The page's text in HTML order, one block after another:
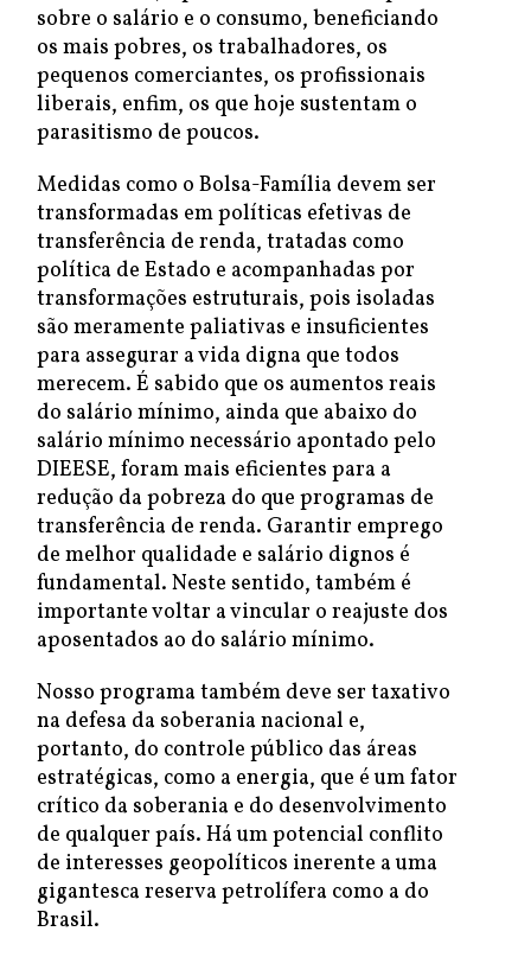
sobre o salário e o consumo, beneficiando
os mais pobres, os trabalhadores, os
pequenos comerciantes, os profissionais
liberais, enfim, os que hoje sustentam o
parasitismo de poucos.
Medidas como o Bolsa-Família devem ser
transformadas em políticas efetivas de
transferência de renda, tratadas como
política de Estado e acompanhadas por
transformações estruturais, pois isoladas
são meramente paliativas e insuficientes
para assegurar a vida digna que todos
merecem. É sabido que os aumentos reais
do salário mínimo, ainda que abaixo do
salário mínimo necessário apontado pelo
DIEESE, foram mais eficientes para a
redução da pobreza do que programas de
transferência de renda. Garantir emprego
de melhor qualidade e salário dignos é
fundamental. Neste sentido, também é
importante voltar a vincular o reajuste dos
aposentados ao do salário mínimo.
Nosso programa também deve ser taxativo
na defesa da soberania nacional e,
portanto, do controle público das áreas
estratégicas, como a energia, que é um fator
crítico da soberania e do desenvolvimento
de qualquer país. Há um potencial conflito
de interesses geopolíticos inerente a uma
gigantesca reserva petrolífera como a do
Brasil.